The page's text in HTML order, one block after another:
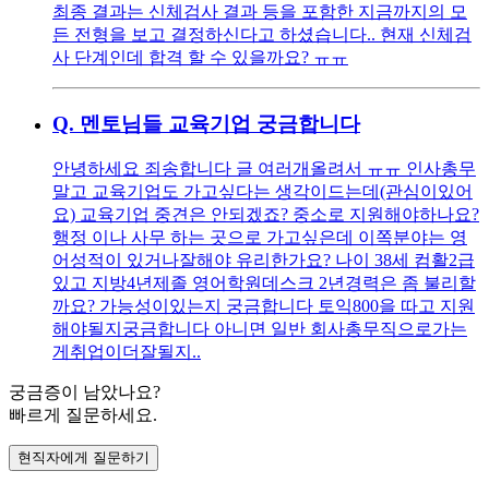
최종 결과는 신체검사 결과 등을 포함한 지금까지의 모
든 전형을 보고 결정하신다고 하셨습니다.. 현재 신체검
사 단계인데 합격 할 수 있을까요? ㅠㅠ
Q. 멘토님들 교육기업 궁금합니다
안녕하세요 죄송합니다 글 여러개올려서 ㅠㅠ 인사총무
말고 교육기업도 가고싶다는 생각이드는데(관심이있어
요) 교육기업 중견은 안되겠죠? 중소로 지원해야하나요?
행정 이나 사무 하는 곳으로 가고싶은데 이쪽분야는 영
어성적이 있거나잘해야 유리한가요? 나이 38세 컴활2급
있고 지방4년제졸 영어학원데스크 2년경력은 좀 불리할
까요? 가능성이있는지 궁금합니다 토익800을 따고 지원
해야될지궁금합니다 아니면 일반 회사총무직으로가는
게취업이더잘될지..
궁금증이 남았나요?
빠르게 질문하세요.
현직자에게 질문하기